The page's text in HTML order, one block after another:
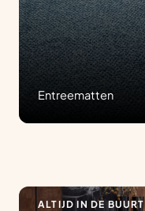
Entreematten
ALTIJD IN DE BUURT